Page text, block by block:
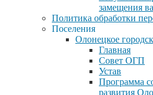
замещения
Политика обработки
Поселения
Олонецкое
Главная
Совет ОГП
Устав
Программа
развития